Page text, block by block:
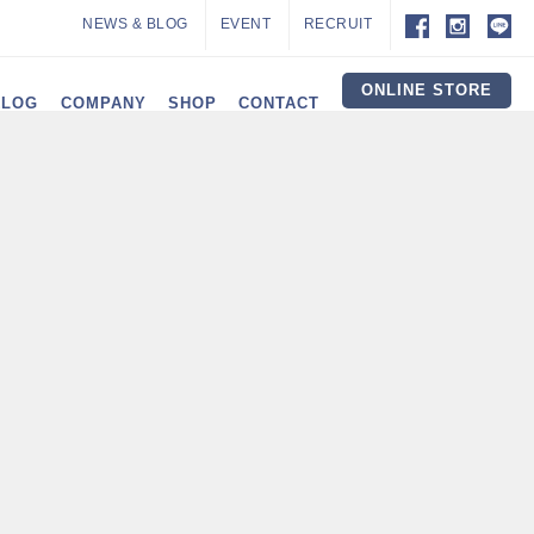
NEWS & BLOG EVENT RECRUIT
COMPANY SHOP CONTACT
ONLINE STORE